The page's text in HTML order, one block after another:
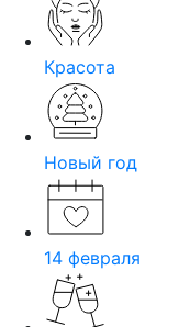
Красота
Новый год
14 февраля